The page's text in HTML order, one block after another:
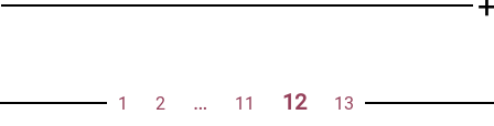
1 2 … 11 12 13